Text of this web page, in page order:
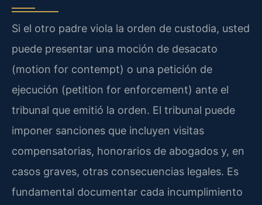
Si el otro padre viola la orden de custodia, usted
puede presentar una moción de desacato
(motion for contempt) o una petición de
ejecución (petition for enforcement) ante el
tribunal que emitió la orden. El tribunal puede
imponer sanciones que incluyen visitas
compensatorias, honorarios de abogados y, en
casos graves, otras consecuencias legales. Es
fundamental documentar cada incumplimiento